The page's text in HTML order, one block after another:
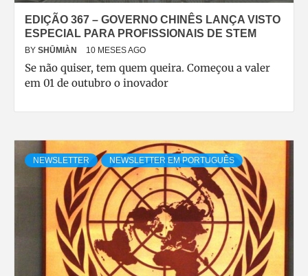
EDIÇÃO 367 – GOVERNO CHINÊS LANÇA VISTO
ESPECIAL PARA PROFISSIONAIS DE STEM
BY SHŪMIÀN 10 MESES AGO
Se não quiser, tem quem queira. Começou a valer
em 01 de outubro o inovador
NEWSLETTER NEWSLETTER EM PORTUGUÊS